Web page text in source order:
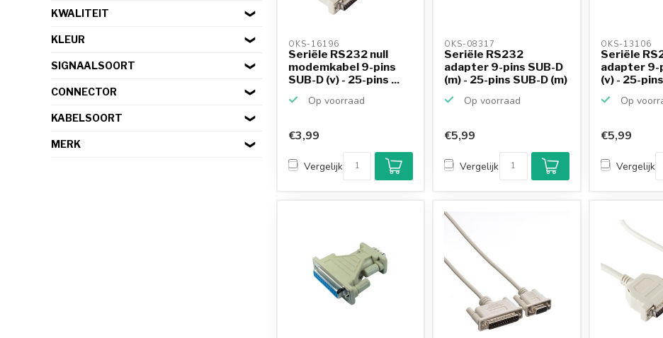
KWALITEIT
KLEUR
SIGNAALSOORT
CONNECTOR
KABELSOORT
MERK
OKS-16196
Seriële RS232 null
modemkabel 9-pins
SUB-D (v) - 25-pins ...
Op voorraad
€3,99
Vergelijk
OKS-08317
Seriële RS232
adapter 9-pins SUB-D
(m) - 25-pins SUB-D (m)
Op voorraad
€5,99
Vergelijk
OKS-13106
Seriële
adapter 9-
(v) - 25-
Op
€5,99
Vergelijk